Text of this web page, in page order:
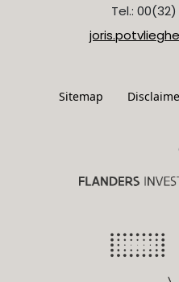
Tel.:
Sitemap